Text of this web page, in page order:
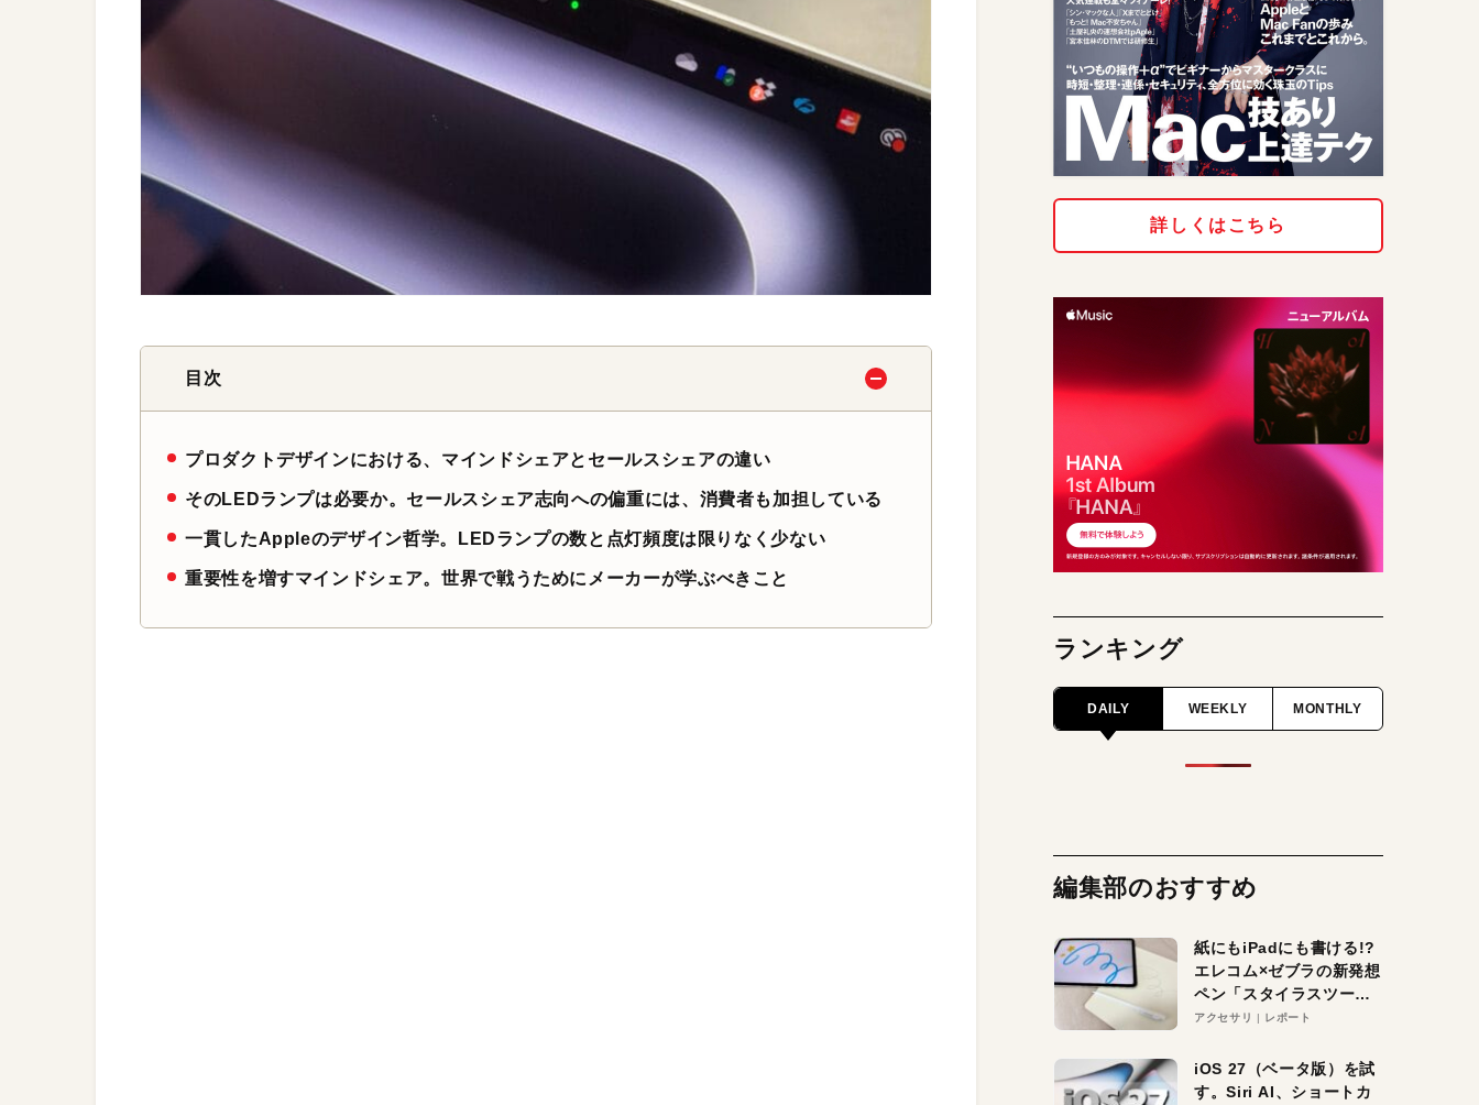
目次
プロダクトデザインにおける、マインドシェアとセールスシェアの違い
そのLEDランプは必要か。セールスシェア志向への偏重には、消費者も加担している
一貫したAppleのデザイン哲学。LEDランプの数と点灯頻度は限りなく少ない
重要性を増すマインドシェア。世界で戦うためにメーカーが学ぶべきこと
詳しくはこちら
ランキング
DAILY WEEKLY MONTHLY
編集部のおすすめ
紙にもiPadにも書ける!?
エレコム×ゼブラの新発想
ペン「スタイラスツーウ
ェイ」レビュー。持ち替
アクセサリ レポート
iOS 27（ベータ版）を試
す。Siri AI、ショートカ